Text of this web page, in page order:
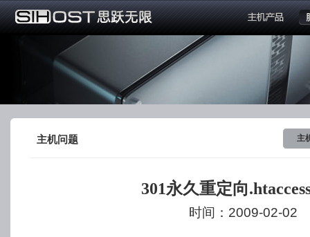
主机问题 主
301永久重定向
时间：2009-02-02